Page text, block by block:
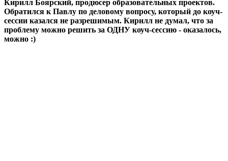
Кирилл Боярский, продюсер образовательных проектов.
Обратился к Павлу по деловому вопросу, который до коуч-
сессии казался не разрешимым. Кирилл не думал, что за
проблему можно решить за ОДНУ коуч-сессию - оказалось,
можно :)